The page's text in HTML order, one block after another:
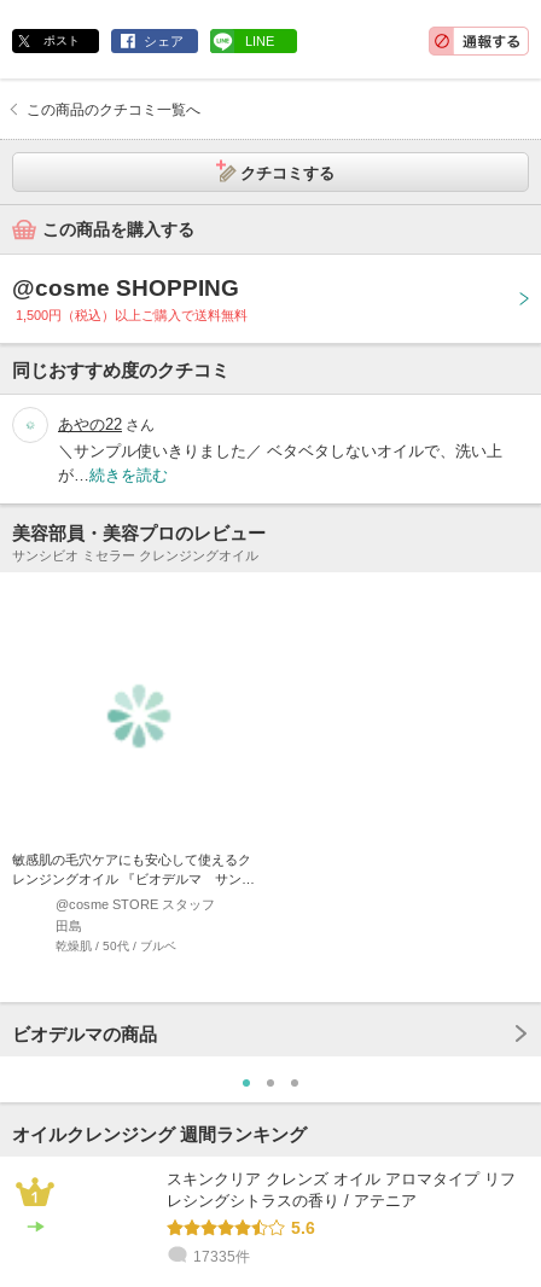
ポスト シェア LINE
この商品のクチコミ一覧へ
クチコミする
この商品を購入する
@cosme SHOPPING
1,500円（税込）以上ご購入で送料無料
同じおすすめ度のクチコミ
あやの22 さん
＼サンプル使いきりました／ ベタベタしないオイルで、洗い上
が… 続きを読む
美容部員・美容プロのレビュー
サンシビオ ミセラー クレンジングオイル
敏感肌の毛穴ケアにも安心して使えるク
レンジングオイル 『ビオデルマ サンシ
ビオミセラークレンジング…
@cosme STORE スタッフ
田島
乾燥肌 / 50代 / ブルベ
ビオデルマの商品
オイルクレンジング 週間ランキング
スキンクリア クレンズ オイル アロマタイプ リフ
レシングシトラスの香り / アテニア
5.6
17335件